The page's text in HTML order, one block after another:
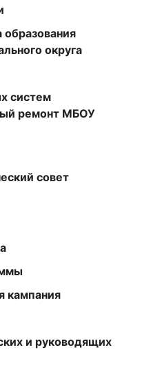
округа
систем
ремонт МБОУ
совет
кампания
и руководящих